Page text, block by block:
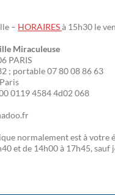
– HORAIRESà 15h30 le
Miraculeuse
PARIS
; portable 07 80 08 86 63
0119 4584 4d02 068
normalement est à votre
et de 14h00 à 17h45, sauf